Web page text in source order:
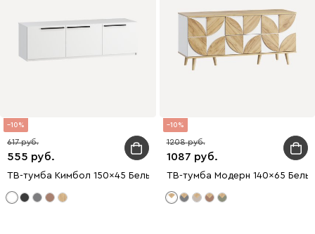
10
555
617
ТВ-тумба Кимбол 150x45 Белый
10
1087
1208
ТВ-тумба Модерн 140x65